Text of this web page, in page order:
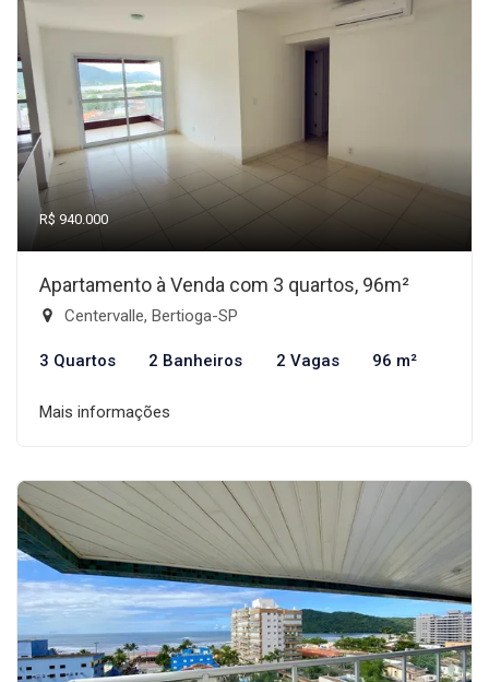
R$ 940.000
Apartamento à Venda com 3 quartos, 96m²
Centervalle, Bertioga-SP
3 Quartos 2 Banheiros 2 Vagas 96 m²
Mais informações